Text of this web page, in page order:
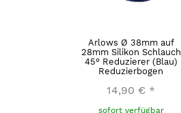
Arlows Ø 38mm auf
28mm Silikon Schlauch
45° Reduzierer (Blau)
Reduzierbogen
14,90 € *
sofort verfügbar